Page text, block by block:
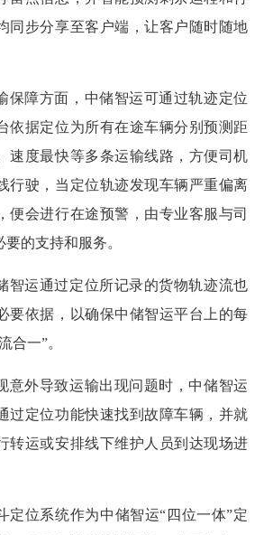
同步分享至客户端，让客户随时随地
保障方面，中储智运可通过轨迹定位
依据定位为所有在途车辆分别预测距
速度最快等多条运输线路，方便司机
行驶，当定位轨迹发现车辆严重偏离
便会进行在途预警，由专业客服与司
的支持和服务。
智运通过定位所记录的货物轨迹流也
要依据，以确保中储智运平台上的每
合一”。
意外导致运输出现问题时，中储智运
过定位功能快速找到故障车辆，并就
转运或安排线下维护人员到达现场进
定位系统作为中储智运“四位一体”定